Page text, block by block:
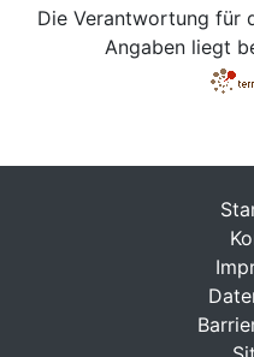
Die Verantwortung für
Angaben liegt